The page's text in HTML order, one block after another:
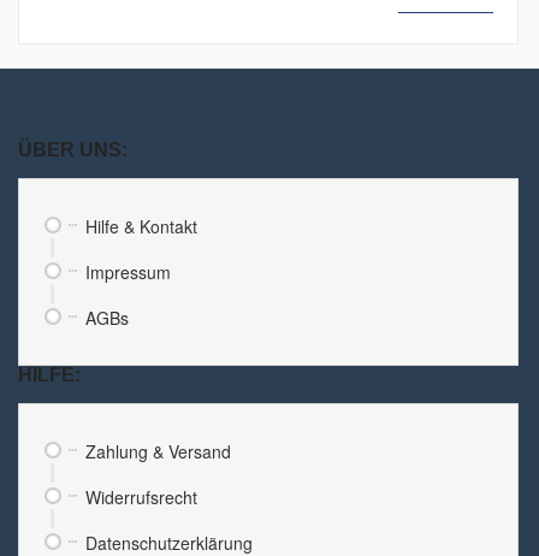
ÜBER UNS:
Hilfe & Kontakt
Impressum
AGBs
HILFE:
Zahlung & Versand
Widerrufsrecht
Datenschutzerklärung